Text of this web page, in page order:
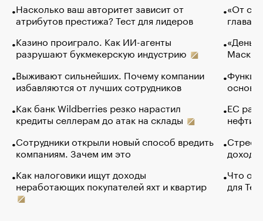
Насколько ваш авторитет зависит от
атрибутов престижа? Тест для лидеров
Казино проиграло. Как ИИ-агенты
разрушают букмекерскую индустрию
Выживают сильнейших. Почему компании
избавляются от лучших сотрудников
Как банк Wildberries резко нарастил
кредиты селлерам до атак на склады
Сотрудники открыли новый способ вредить
компаниям. Зачем им это
Как налоговики ищут доходы
неработающих покупателей яхт и квартир
«От
глава
Маск в
основ
ЕС
нефти
Что
для